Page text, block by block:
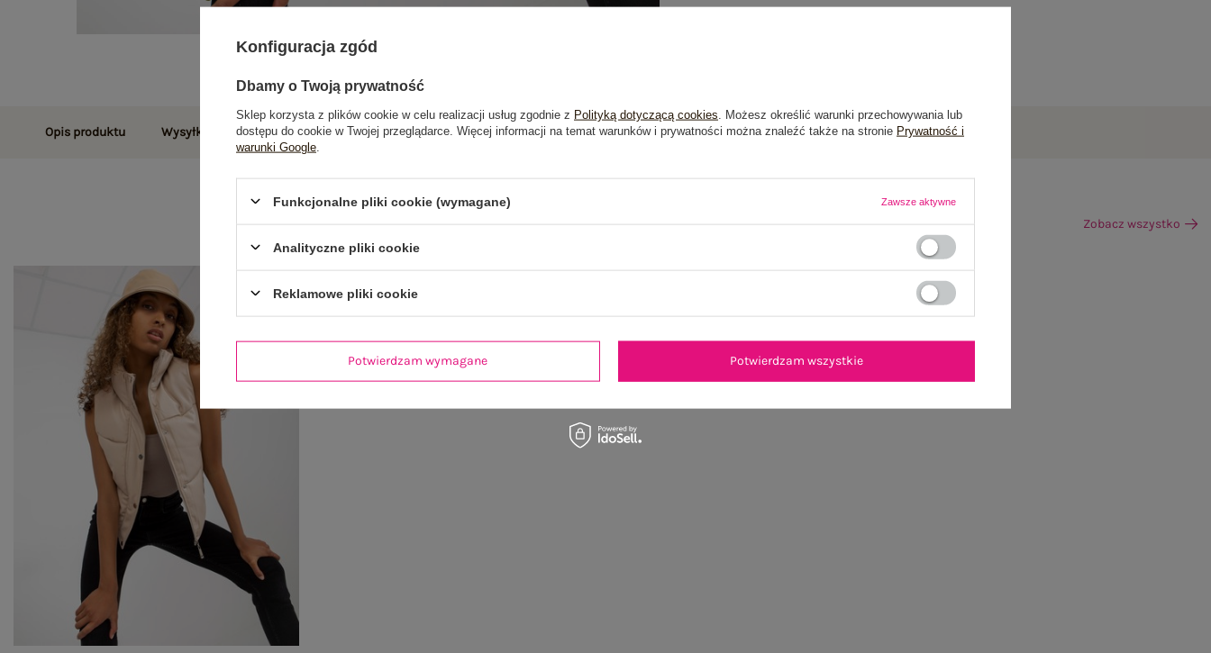
Opis produktu Wysyłka i dostawa Zwroty i reklamacje Opinie o produkcie(0)
Zobacz wszystko
Konfiguracja zgód
Dbamy o Twoją prywatność
Sklep korzysta z plików cookie w celu realizacji usług zgodnie z Polityką dotyczącą cookies . Możesz określić warunki przechowywania lub
dostępu do cookie w Twojej przeglądarce. Więcej informacji na temat warunków i prywatności można znaleźć także na stronie Prywatność i
warunki Google
Funkcjonalne pliki cookie (wymagane) Zawsze aktywne
Analityczne pliki cookie
Reklamowe pliki cookie
Potwierdzam wymagane Potwierdzam wszystkie